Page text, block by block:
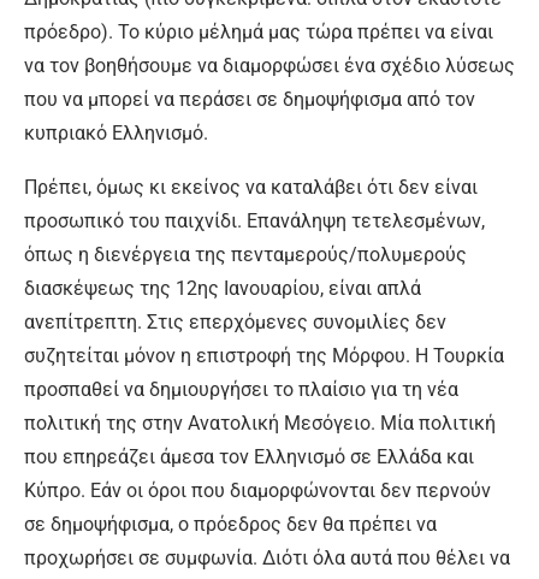
πρόεδρο). Το κύριο μέλημά μας τώρα πρέπει να είναι
να τον βοηθήσουμε να διαμορφώσει ένα σχέδιο λύσεως
που να μπορεί να περάσει σε δημοψήφισμα από τον
κυπριακό Ελληνισμό.
Πρέπει, όμως κι εκείνος να καταλάβει ότι δεν είναι
προσωπικό του παιχνίδι. Επανάληψη τετελεσμένων,
όπως η διενέργεια της πενταμερούς/πολυμερούς
διασκέψεως της 12ης Ιανουαρίου, είναι απλά
ανεπίτρεπτη. Στις επερχόμενες συνομιλίες δεν
συζητείται μόνον η επιστροφή της Μόρφου. Η Τουρκία
προσπαθεί να δημιουργήσει το πλαίσιο για τη νέα
πολιτική της στην Ανατολική Μεσόγειο. Μία πολιτική
που επηρεάζει άμεσα τον Ελληνισμό σε Ελλάδα και
Κύπρο. Εάν οι όροι που διαμορφώνονται δεν περνούν
σε δημοψήφισμα, ο πρόεδρος δεν θα πρέπει να
προχωρήσει σε συμφωνία. Διότι όλα αυτά που θέλει να